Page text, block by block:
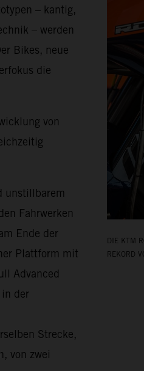
DIE KTM
REKORD
– kantig,
– werden
Bikes, neue
die
von
unstillbarem
Fahrwerken
Ende der
Plattform mit
Advanced
der
Strecke,
von zwei